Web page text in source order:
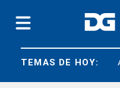
TEMAS DE HOY:
FEDUN ATE